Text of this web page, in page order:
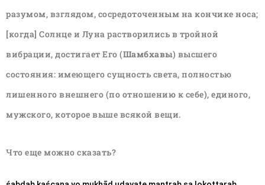
разумом, взглядом, сосредоточенным на кончике носа;
[когда] Солнце и Луна растворились в тройной
вибрации, достигает Его (Шамбхавы) высшего
состояния: имеющего сущность света, полностью
лишенного внешнего (по отношению к себе), единого,
мужского, которое выше всякой вещи.
Что еще можно сказать?